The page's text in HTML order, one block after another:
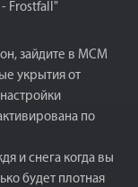
Frostfall"
зайдите в МСМ
укрытия от
по
и снега когда вы
будет плотная